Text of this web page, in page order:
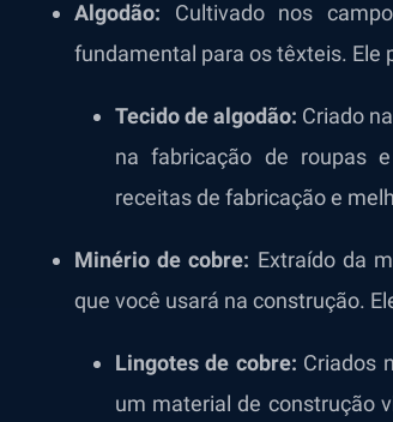
Algodão: Cultivado nos
fundamental para os têxteis. Ele
Tecido de algodão: Criado
na fabricação de roupas
receitas de fabricação e
Minério de cobre: Extraído da
que você usará na construção.
Lingotes de cobre: Criados
um material de construção